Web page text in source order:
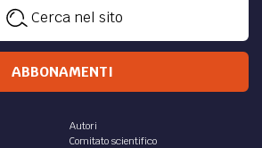
Cerca nel sito
ABBONAMENTI
Autori
Comitato scientifico